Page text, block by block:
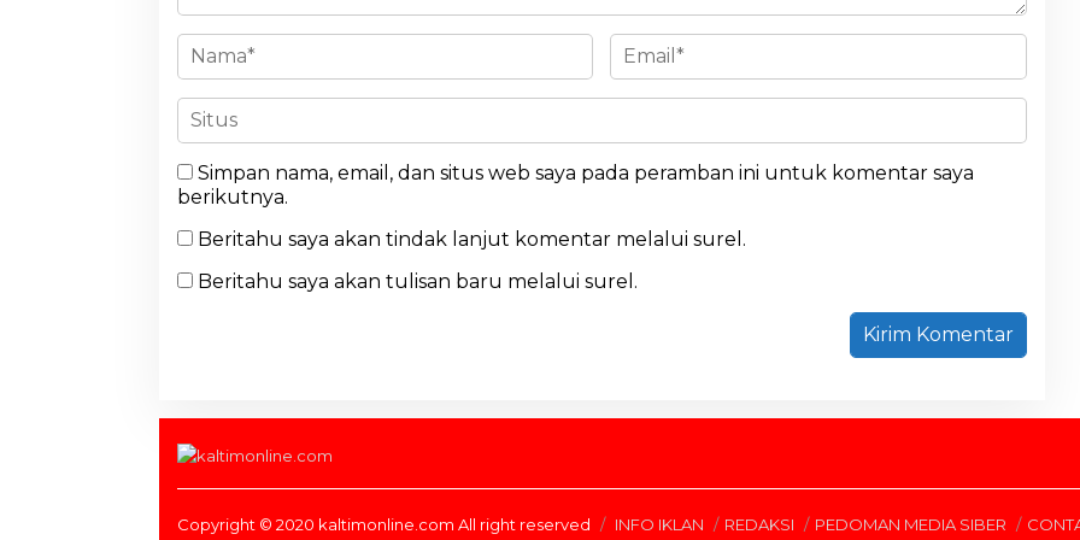
Simpan nama, email, dan situs web saya pada peramban ini untuk komentar saya
berikutnya.
Beritahu saya akan tindak lanjut komentar melalui surel.
Beritahu saya akan tulisan baru melalui surel.
Copyright © 2020 kaltimonline.com All right reserved INFO IKLAN REDAKSI PEDOMAN MEDIA SIBER